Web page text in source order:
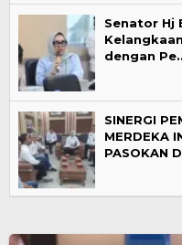
Senator Hj
dengan
SINERGI
MERDEKA
PASOKAN